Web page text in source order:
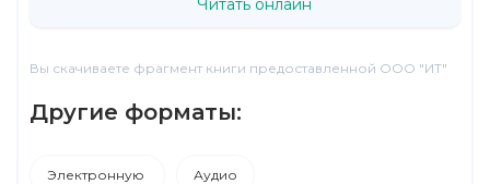
Читать онлайн
Вы скачиваете фрагмент книги предоставленной ООО "ИТ"
Другие форматы:
Электронную Аудио